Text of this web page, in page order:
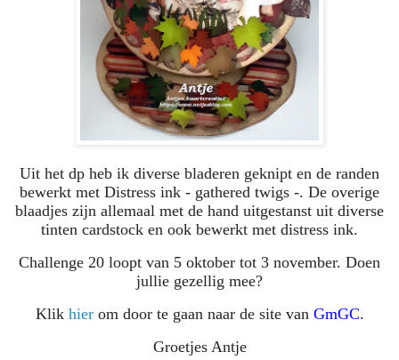
Uit het dp heb ik diverse bladeren geknipt en de randen
bewerkt met Distress ink - gathered twigs -. De overige
blaadjes zijn allemaal met de hand uitgestanst uit diverse
tinten cardstock en ook bewerkt met distress ink.
Challenge 20 loopt van 5 oktober tot 3 november. Doen
jullie gezellig mee?
Klik hierom door te gaan naar de site van GmGC.
Groetjes Antje